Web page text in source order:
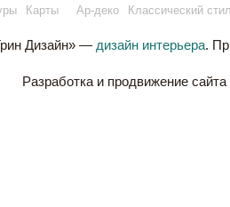
Карты
Ар-деко
Классический
Дизайн» — дизайн интерьера.
Разработка и продвижение